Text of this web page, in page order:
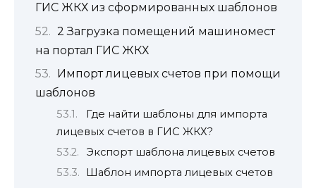
ГИС ЖКХ из сформированных шаблонов
2 Загрузка помещений машиномест
на портал ГИС ЖКХ
Импорт лицевых счетов при помощи
шаблонов
Где найти шаблоны для импорта
лицевых счетов в ГИС ЖКХ?
Экспорт шаблона лицевых счетов
Шаблон импорта лицевых счетов